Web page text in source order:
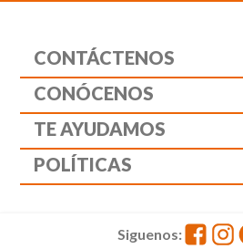
CONTÁCTENOS
CONÓCENOS
TE AYUDAMOS
POLÍTICAS
Siguenos: